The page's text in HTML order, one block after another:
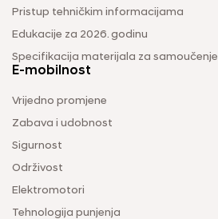
Pristup tehničkim informacijama
Edukacije za 2026. godinu
Specifikacija materijala za samoučenje
E-mobilnost
Vrijedno promjene
Zabava i udobnost
Sigurnost
Održivost
Elektromotori
Tehnologija punjenja